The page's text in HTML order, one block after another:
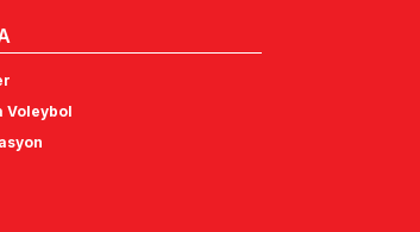
Voleybol